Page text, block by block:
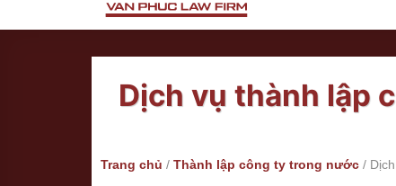
Dịch vụ thành lập
Trang chủ / Thành lập công ty trong nước /